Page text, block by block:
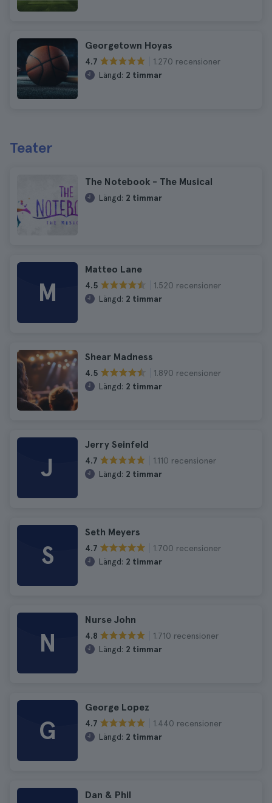
Georgetown Hoyas
4.7
1.270 recensioner
Längd: 2 timmar
Teater
The Notebook - The Musical
Längd: 2 timmar
M
Matteo Lane
4.5
1.520 recensioner
Längd: 2 timmar
Shear Madness
4.5
1.890 recensioner
Längd: 2 timmar
J
Jerry Seinfeld
4.7
1.110 recensioner
Längd: 2 timmar
S
Seth Meyers
4.7
1.700 recensioner
Längd: 2 timmar
N
Nurse John
4.8
1.710 recensioner
Längd: 2 timmar
G
George Lopez
4.7
1.440 recensioner
Längd: 2 timmar
Dan & Phil